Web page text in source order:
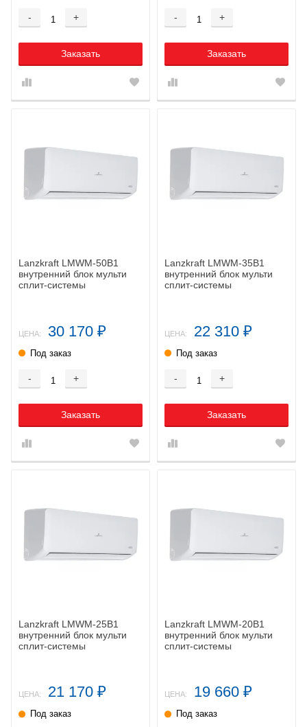
- +
Заказать
- +
Заказать
Lanzkraft LMWM-50B1
внутренний блок мульти
сплит-системы
ЦЕНА: 30 170 ₽
Под заказ
- +
Заказать
Lanzkraft LMWM-35B1
внутренний блок мульти
сплит-системы
ЦЕНА: 22 310 ₽
Под заказ
- +
Заказать
Lanzkraft LMWM-25B1
внутренний блок мульти
сплит-системы
ЦЕНА: 21 170 ₽
Под заказ
Lanzkraft LMWM-20B1
внутренний блок мульти
сплит-системы
ЦЕНА: 19 660 ₽
Под заказ